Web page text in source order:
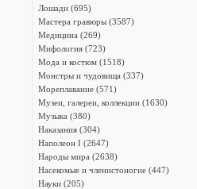
Лошади (695)
Мастера гравюры (3587)
Медицина (269)
Мифология (723)
Мода и костюм (1518)
Монстры и чудовища (337)
Мореплавание (571)
Музеи, галереи, коллекции (1630)
Музыка (380)
Наказания (304)
Наполеон I (2647)
Народы мира (2638)
Насекомые и членистоногие (447)
Науки (205)